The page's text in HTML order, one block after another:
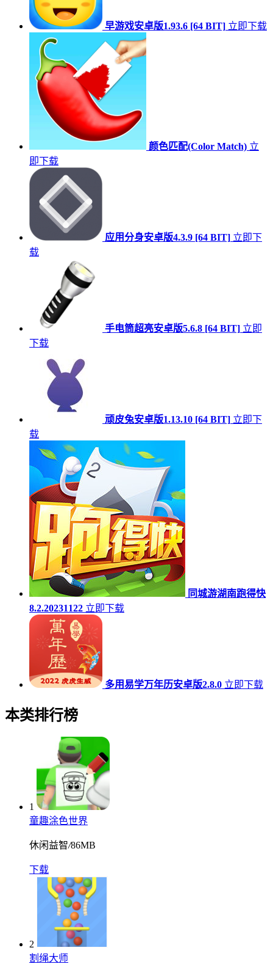
早游戏安卓版1.93.6 [64 BIT] 立即下载
颜色匹配(Color Match) 立
即下载
应用分身安卓版4.3.9 [64 BIT] 立即下
载
手电筒超亮安卓版5.6.8 [64 BIT] 立即
下载
顽皮兔安卓版1.13.10 [64 BIT] 立即下
载
同城游湖南跑得快
8.2.20231122 立即下载
多用易学万年历安卓版2.8.0 立即下载
本类排行榜
1
童趣涂色世界
休闲益智/86MB
下载
2
割绳大师